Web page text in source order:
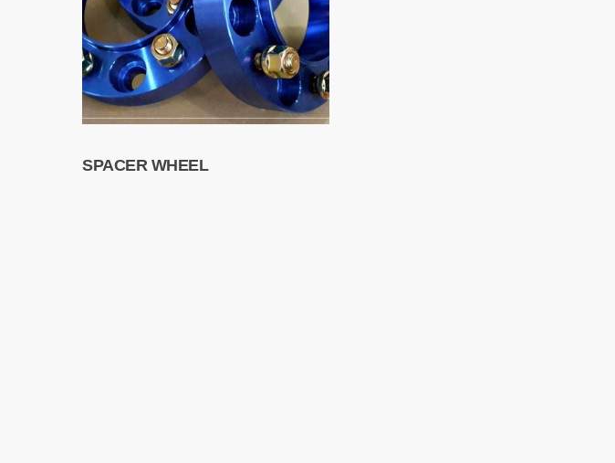
SPACER WHEEL